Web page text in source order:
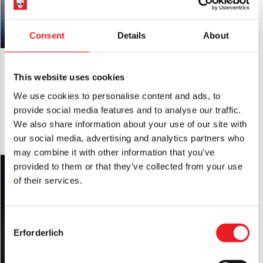
Consent Details About
This website uses cookies
We use cookies to personalise content and ads, to
provide social media features and to analyse our traffic.
We also share information about your use of our site with
our social media, advertising and analytics partners who
may combine it with other information that you’ve
provided to them or that they’ve collected from your use
of their services.
Selection
Erforderlich
Standard Edition
299.95
PRODUKT ANSEHEN PRODUKT ANSEHEN